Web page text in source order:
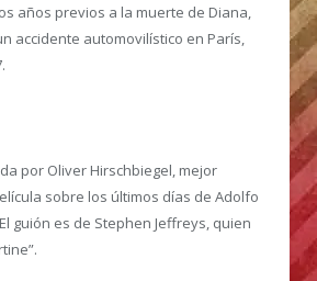
años previos a la muerte de Diana,
accidente automovilístico en París,
por Oliver Hirschbiegel, mejor
sobre los últimos días de Adolfo
guión es de Stephen Jeffreys, quien